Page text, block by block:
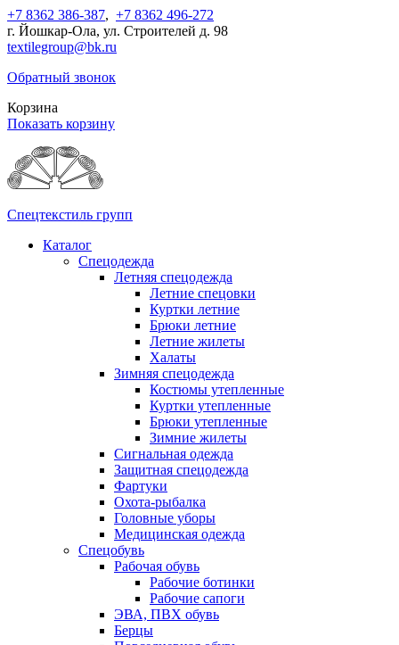
+7 8362 386-387, +7 8362 496-272
г. Йошкар-Ола, ул. Строителей д. 98
textilegroup@bk.ru
Обратный звонок
Корзина
Показать корзину
Спецтекстиль групп
Каталог
Спецодежда
Летняя спецодежда
Летние спецовки
Куртки летние
Брюки летние
Летние жилеты
Халаты
Зимняя спецодежда
Костюмы утепленные
Куртки утепленные
Брюки утепленные
Зимние жилеты
Сигнальная одежда
Защитная спецодежда
Фартуки
Охота-рыбалка
Головные уборы
Медицинская одежда
Спецобувь
Рабочая обувь
Рабочие ботинки
Рабочие сапоги
ЭВА, ПВХ обувь
Берцы